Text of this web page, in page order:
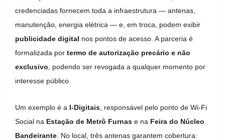
credenciadas fornecem toda a infraestrutura — antenas,
manutenção, energia elétrica — e, em troca, podem exibir
publicidade digital nos pontos de acesso. A parceria é
formalizada por termo de autorização precário e não
exclusivo , podendo ser revogada a qualquer momento por
interesse público.
Um exemplo é a I-Digitais , responsável pelo ponto de Wi-Fi
Social na Estação de Metrô Furnas e na Feira do Núcleo
Bandeirante . No local, três antenas garantem cobertura: